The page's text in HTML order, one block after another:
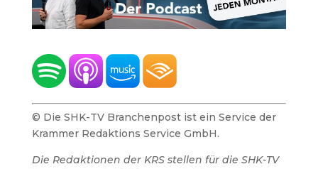
© Die SHK-TV Branchenpost ist ein Service der
Krammer Redaktions Service GmbH.
Die Redaktionen der KRS stellen für die SHK-TV